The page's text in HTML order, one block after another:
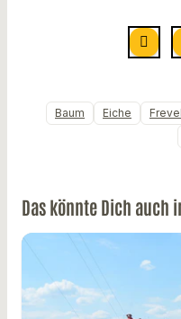
Baum Eiche Frevel
Das könnte Dich auch